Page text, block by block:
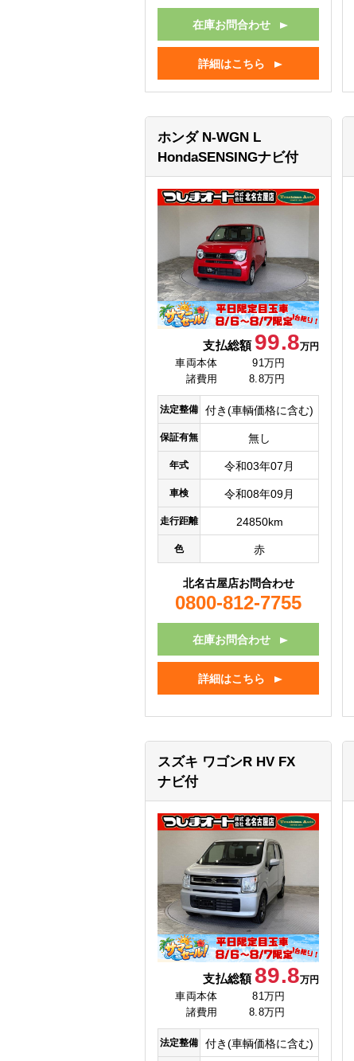
在庫お問合わせ
詳細はこちら
ホンダ N-WGN L
HondaSENSINGナビ付
支払総額 99.8万円
車両本体
91万円
諸費用
8.8万円
法定整備 付き(車輌価格に含む)
保証有無 無し
年式 令和03年07月
車検 令和08年09月
走行距離 24850km
色 赤
北名古屋店お問合わせ
0800-812-7755
在庫お問合わせ
詳細はこちら
スズキ ワゴンR HV FX
ナビ付
支払総額 89.8万円
車両本体
81万円
諸費用
8.8万円
法定整備 付き(車輌価格に含む)